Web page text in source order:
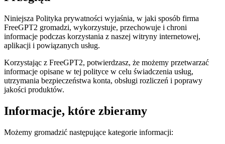
Niniejsza Polityka prywatności wyjaśnia, w jaki sposób firma
FreeGPT2 gromadzi, wykorzystuje, przechowuje i chroni
informacje podczas korzystania z naszej witryny internetowej,
aplikacji i powiązanych usług.
Korzystając z FreeGPT2, potwierdzasz, że możemy przetwarzać
informacje opisane w tej polityce w celu świadczenia usług,
utrzymania bezpieczeństwa konta, obsługi rozliczeń i poprawy
jakości produktów.
Informacje, które zbieramy
Możemy gromadzić następujące kategorie informacji: